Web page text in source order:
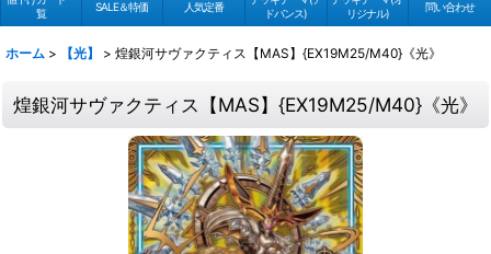
覧
SALE＆特価 人気定番
ドバンス)
リジナル)
問い合わせ
ホーム > 【光】 > 煌銀河サヴァクティス【MAS】{EX19M25/M40}《光》
煌銀河サヴァクティス【MAS】{EX19M25/M40}《光》